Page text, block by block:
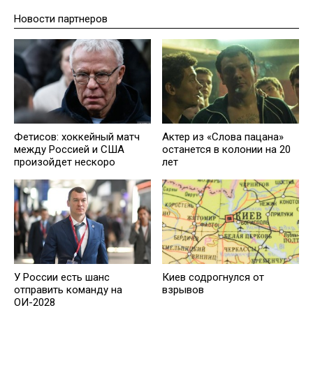
Новости партнеров
Фетисов: хоккейный матч
между Россией и США
произойдет нескоро
Актер из «Слова пацана»
останется в колонии на 20
лет
У России есть шанс
отправить команду на
ОИ-2028
Киев содрогнулся от
взрывов